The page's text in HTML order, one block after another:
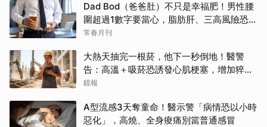
Dad Bod（爸爸肚）不只是幸福肥！男性腰
圍超過1數字要當心，脂肪肝、三高風險恐悄
悄累積
常春月刊
大熱天抽完一根菸，他下一秒倒地！醫警
告：高溫＋吸菸恐誘發心肌梗塞，增加猝死
風險
鏡報
A型流感3天奪童命！醫示警「病情恐以小時
惡化」，高燒、全身痠痛別當普通感冒